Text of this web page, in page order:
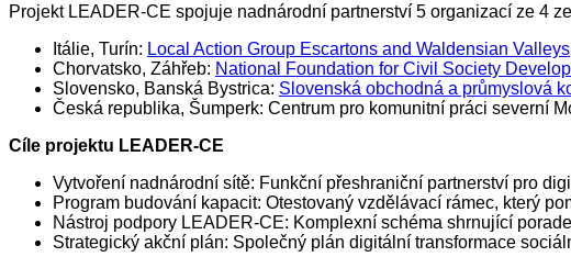
Projekt LEADER-CE spojuje nadnárodní partnerství 5 organizací ze 4
Itálie, Turín: Local Action Group Escartons and Waldensian Valleys
Chorvatsko, Záhřeb: National Foundation for Civil Society
Slovensko, Banská Bystrica: Slovenská obchodná a průmyslová
Česká republika, Šumperk: Centrum pro komunitní práci severní
Cíle projektu LEADER-CE
Vytvoření nadnárodní sítě: Funkční přeshraniční partnerství pro
Program budování kapacit: Otestovaný vzdělávací rámec, který
Nástroj podpory LEADER-CE: Komplexní schéma shrnující
Strategický akční plán: Společný plán digitální transformace